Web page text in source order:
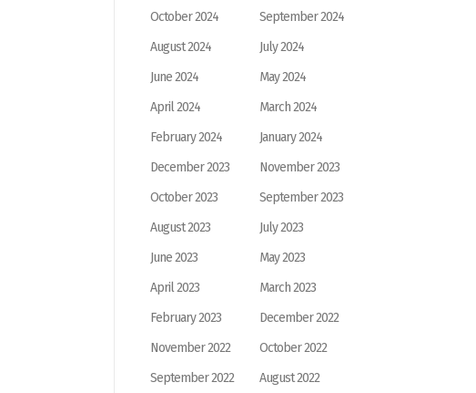
October 2024
September 2024
August 2024
July 2024
June 2024
May 2024
April 2024
March 2024
February 2024
January 2024
December 2023
November 2023
October 2023
September 2023
August 2023
July 2023
June 2023
May 2023
April 2023
March 2023
February 2023
December 2022
November 2022
October 2022
September 2022
August 2022